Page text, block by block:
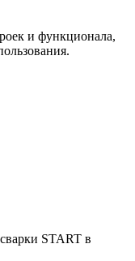
и функционала,
START в